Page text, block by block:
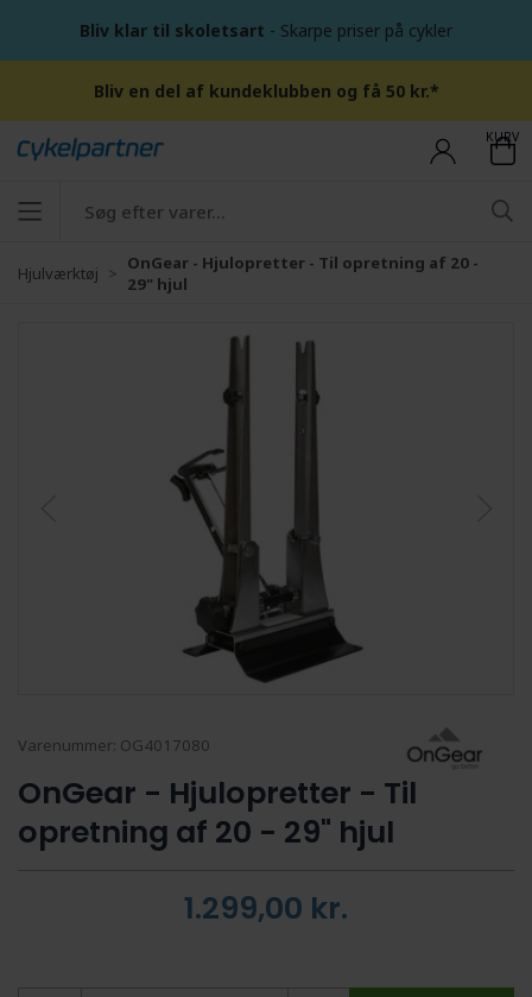
Bliv klar til skoletsart - Skarpe priser på cykler
Bliv en del af kundeklubben og få 50 kr.*
KURV
Hjulværktøj
OnGear - Hjulopretter - Til opretning af 20 -
29" hjul
Varenummer: OG4017080
OnGear - Hjulopretter - Til
opretning af 20 - 29" hjul
1.299,00 kr.